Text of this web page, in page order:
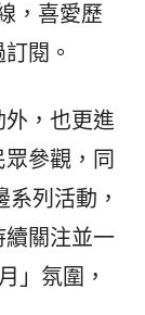
，喜愛歷
閱。
，也更進
參觀，同
列活動，
關注並一
」氛圍，